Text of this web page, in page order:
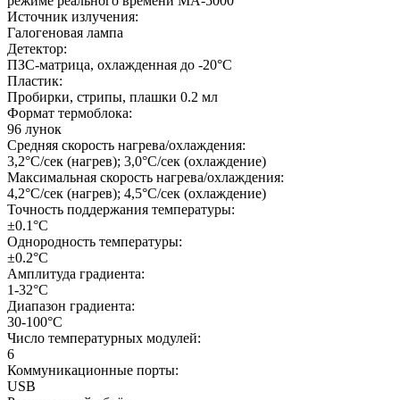
Источник излучения:
Галогеновая лампа
Детектор:
ПЗС-матрица, охлажденная до -20°C
Пластик:
Пробирки, стрипы, плашки 0.2 мл
Формат термоблока:
96 лунок
Средняя скорость нагрева/охлаждения:
3,2°С/сек (нагрев); 3,0°С/сек (охлаждение)
Максимальная скорость нагрева/охлаждения:
4,2°С/сек (нагрев); 4,5°С/сек (охлаждение)
Точность поддержания температуры:
±0.1°C
Однородность температуры:
±0.2°C
Амплитуда градиента:
1-32°C
Диапазон градиента:
30-100°C
Число температурных модулей:
6
Коммуникационные порты:
USB